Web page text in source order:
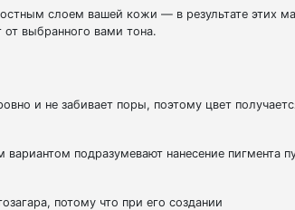
слоем вашей кожи — в результате этих
от выбранного вами тона.
и не забивает поры, поэтому цвет
подразумевают нанесение пигмента
потому что при его создании